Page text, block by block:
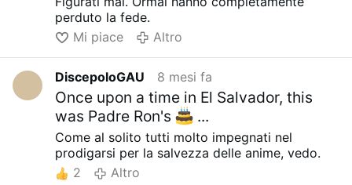
perduto la fede.
Mi piace
Altro
DiscepoloGAU 8 mesi fa
Once upon a time in El Salvador, this
was Padre Ron's
...
Come al solito tutti molto impegnati nel
prodigarsi per la salvezza delle anime, vedo.
2
Altro